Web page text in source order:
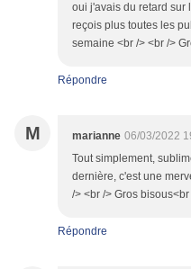
oui j'avais du retard sur
reçois plus toutes les
semaine <br /> <br />
Répondre
M marianne 06/03/2022
Tout simplement,
dernière, c'est une
/> <br /> Gros
Répondre